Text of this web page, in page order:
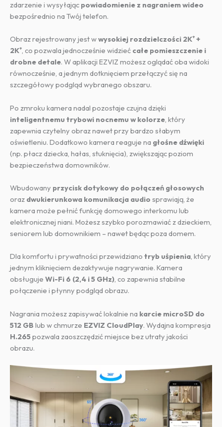
zdarzenie i wysyłając powiadomienie z nagraniem wideo
bezpośrednio na Twój telefon.
Obraz rejestrowany jest wwysokiej rozdzielczości 2K⁺ +
2K⁺, co pozwala jednocześnie widzieć całe pomieszczenie i
drobne detale. W aplikacji EZVIZ możesz oglądać oba widoki
równocześnie, a jednym dotknięciem przełączyć się na
szczegółowy podgląd wybranego obszaru.
Po zmroku kamera nadal pozostaje czujna dzięki
inteligentnemu trybowi nocnemu w kolorze , który
zapewnia czytelny obraz nawet przy bardzo słabym
oświetleniu. Dodatkowo kamera reaguje na głośne dźwięki
(np. płacz dziecka, hałas, stuknięcia), zwiększając poziom
bezpieczeństwa domowników.
Wbudowany przycisk dotykowy do połączeń głosowych
oraz dwukierunkowa komunikacja audio sprawiają, że
kamera może pełnić funkcję domowego interkomu lub
elektronicznej niani. Możesz szybko porozmawiać z dzieckiem,
seniorem lub domownikiem – nawet będąc poza domem.
Dla komfortu i prywatności przewidziano tryb uśpienia, który
jednym kliknięciem dezaktywuje nagrywanie. Kamera
obsługuje Wi-Fi 6 (2,4 i 5 GHz), co zapewnia stabilne
połączenie i płynny podgląd obrazu.
Nagrania możesz zapisywać lokalnie na karcie microSD do
512 GB lub w chmurze EZVIZ CloudPlay. Wydajna kompresja
H.265pozwala zaoszczędzić miejsce bez utraty jakości
obrazu.